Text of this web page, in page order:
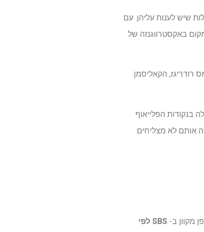
שיש לענות עליהן. עם
באקסטרווגנזה של
רודריגז, הקאליסמן
בנקודות הפלייאוף
אותם לא מצליחים
מקוון ב-
SBS לפי